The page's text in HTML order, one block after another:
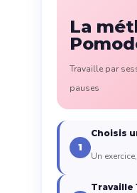
La
Travaille par
pauses
1
Choisis
Un
Travaille